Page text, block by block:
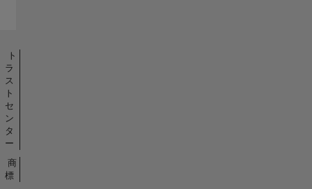
ト
ラ
ス
ト
セ
ン
タ
ー
商
標